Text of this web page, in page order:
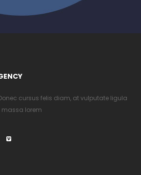
cursus felis diam, at vulputate ligula
lorem